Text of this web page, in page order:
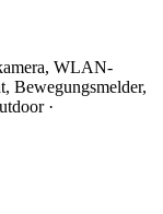
WLAN-
Bewegungsmelder,
·